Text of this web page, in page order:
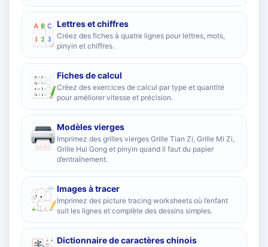
Lettres et chiffres
Créez des fiches à quatre lignes pour lettres, mots,
pinyin et chiffres.
Fiches de calcul
Créez des exercices de calcul par type et quantité
pour améliorer vitesse et précision.
Modèles vierges
Imprimez des grilles vierges Grille Tian Zi, Grille Mi Zi,
Grille Hui Gong et pinyin quand il faut du papier
d’entraînement.
Images à tracer
Imprimez des picture tracing worksheets où l’enfant
suit les lignes et complète des dessins simples.
Dictionnaire de caractères chinois